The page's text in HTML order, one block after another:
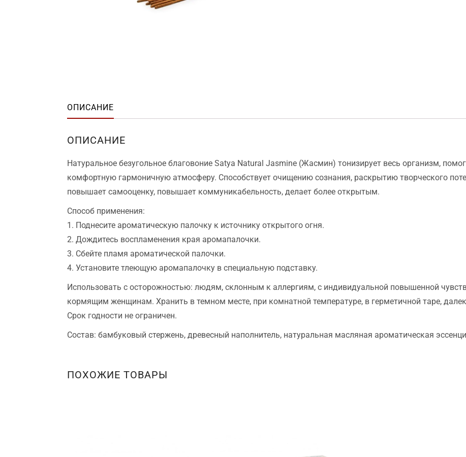
ОПИСАНИЕ
ОПИСАНИЕ
Натуральное безугольное благовоние Satya Natural Jasmine (Жасмин) тонизирует весь организм,
комфортную гармоничную атмосферу. Способствует очищению сознания, раскрытию творческого
повышает самооценку, повышает коммуникабельность, делает более открытым.
Способ применения:
1. Поднесите ароматическую палочку к источнику открытого огня.
2. Дождитесь воспламенения края аромапалочки.
3. Сбейте пламя ароматической палочки.
4. Установите тлеющую аромапалочку в специальную подставку.
Использовать с осторожностью: людям, склонным к аллергиям, с индивидуальной повышенной
кормящим женщинам. Хранить в темном месте, при комнатной температуре, в герметичной таре,
Срок годности не ограничен.
Состав: бамбуковый стержень, древесный наполнитель, натуральная масляная ароматическая
ПОХОЖИЕ ТОВАРЫ